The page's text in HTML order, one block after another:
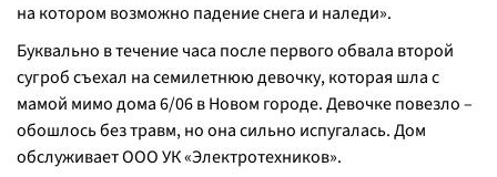
на котором возможно падение снега и наледи».
Буквально в течение часа после первого обвала второй
сугроб съехал на семилетнюю девочку, которая шла с
мамой мимо дома 6/06 в Новом городе. Девочке повезло –
обошлось без травм, но она сильно испугалась. Дом
обслуживает ООО УК «Электротехников».